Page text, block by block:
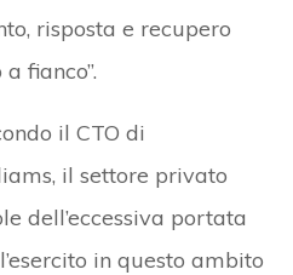
risposta e recupero
fianco”.
il CTO di
il settore privato
dell’eccessiva portata
in questo ambito